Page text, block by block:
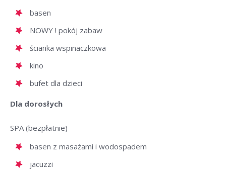
basen
NOWY ! pokój zabaw
ścianka wspinaczkowa
kino
bufet dla dzieci
Dla dorosłych
SPA (bezpłatnie)
basen z masażami i wodospadem
jacuzzi